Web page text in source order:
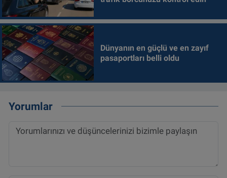
Dünyanın en güçlü ve en zayıf
pasaportları belli oldu
Yorumlar